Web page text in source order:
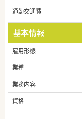
通勤交通費
基本情報
雇用形態
業種
業務内容
資格